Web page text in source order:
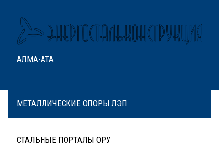
АЛМА-АТА
МЕТАЛЛИЧЕСКИЕ ОПОРЫ ЛЭП
СТАЛЬНЫЕ ПОРТАЛЫ ОРУ